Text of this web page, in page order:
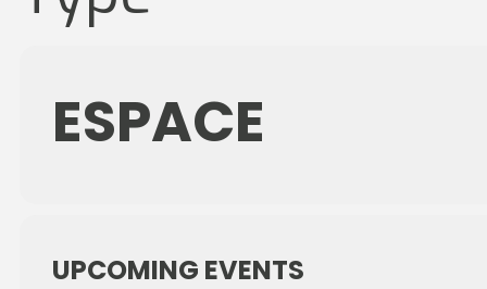
ESPACE
UPCOMING EVENTS